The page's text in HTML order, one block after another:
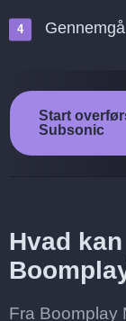
Start
Subsonic
Hvad
Fra Boomplay